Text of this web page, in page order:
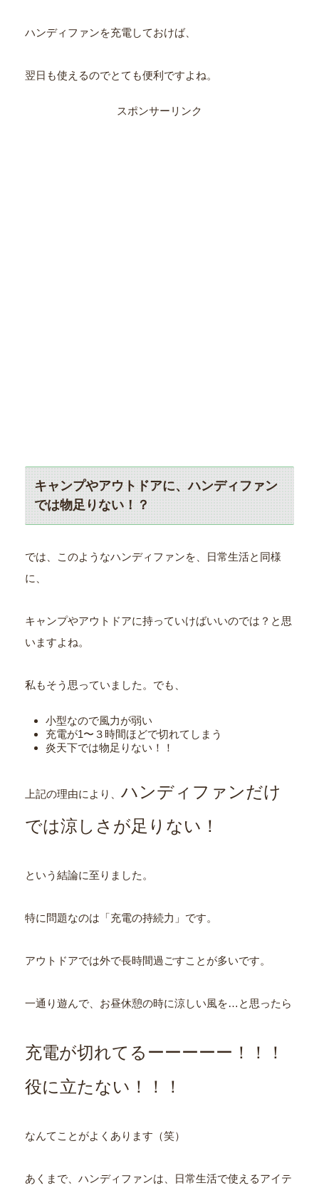
ハンディファンを充電しておけば、
翌日も使えるのでとても便利ですよね。
スポンサーリンク
キャンプやアウトドアに、ハンディファン
では物足りない！？
では、このようなハンディファンを、日常生活と同様
に、
キャンプやアウトドアに持っていけばいいのでは？と思
いますよね。
私もそう思っていました。でも、
小型なので風力が弱い
充電が1〜３時間ほどで切れてしまう
炎天下では物足りない！！
上記の理由により、 ハンディファンだけ
では涼しさが足りない！
という結論に至りました。
特に問題なのは「充電の持続力」です。
アウトドアでは外で長時間過ごすことが多いです。
一通り遊んで、お昼休憩の時に涼しい風を…と思ったら
充電が切れてるーーーーー！！！
役に立たない！！！
なんてことがよくあります（笑）
あくまで、ハンディファンは、日常生活で使えるアイテ